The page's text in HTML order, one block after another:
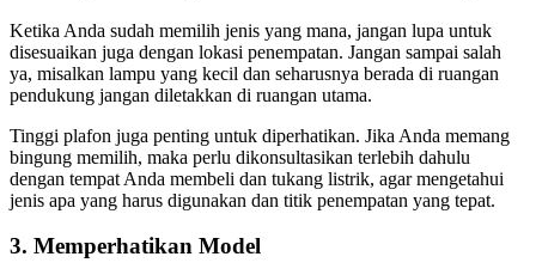
Ketika Anda sudah memilih jenis yang mana, jangan lupa untuk
disesuaikan juga dengan lokasi penempatan. Jangan sampai salah
ya, misalkan lampu yang kecil dan seharusnya berada di ruangan
pendukung jangan diletakkan di ruangan utama.
Tinggi plafon juga penting untuk diperhatikan. Jika Anda memang
bingung memilih, maka perlu dikonsultasikan terlebih dahulu
dengan tempat Anda membeli dan tukang listrik, agar mengetahui
jenis apa yang harus digunakan dan titik penempatan yang tepat.
3. Memperhatikan Model